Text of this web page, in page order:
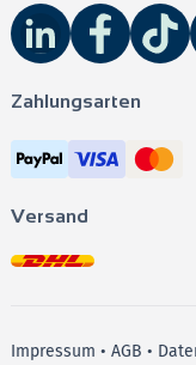
Zahlungsarten
Versand
Impressum • AGB •